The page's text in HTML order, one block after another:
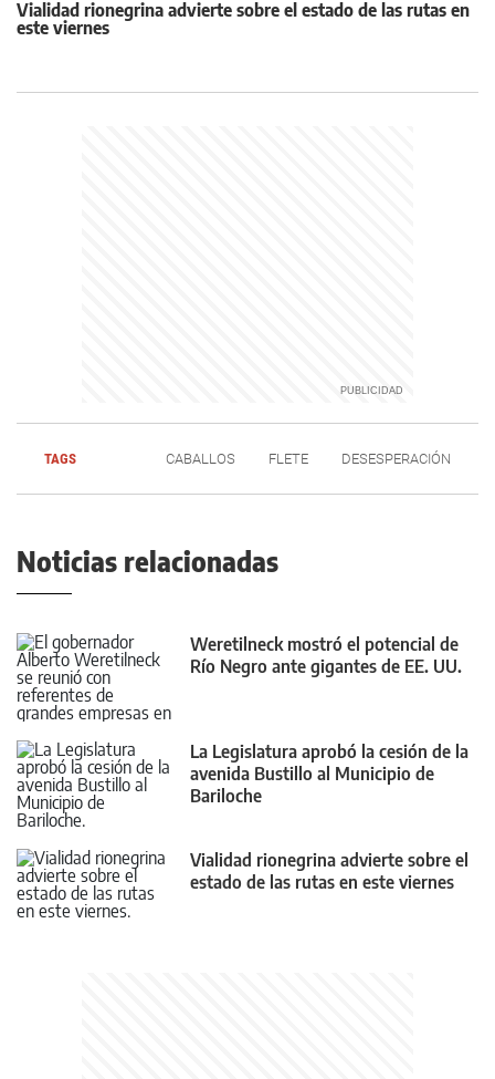
Vialidad rionegrina advierte sobre el estado de las rutas en
este viernes
TAGS CABALLOS FLETE DESESPERACIÓN
Noticias relacionadas
Weretilneck mostró el potencial de
Río Negro ante gigantes de EE. UU.
La Legislatura aprobó la cesión de la
avenida Bustillo al Municipio de
Bariloche
Vialidad rionegrina advierte sobre el
estado de las rutas en este viernes